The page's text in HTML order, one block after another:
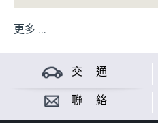
更多 ...
交 通
聯 絡